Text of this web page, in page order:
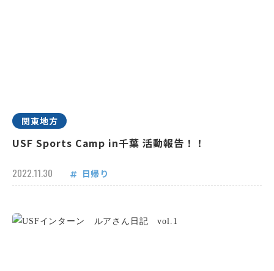
関東地方
USF Sports Camp in千葉 活動報告！！
2022.11.30 日帰り